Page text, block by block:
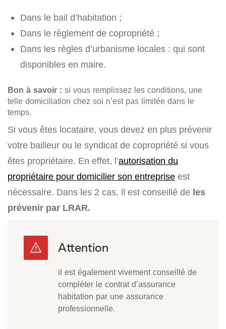
Dans le bail d’habitation ;
Dans le règlement de copropriété ;
Dans les règles d’urbanisme locales : qui sont
disponibles en maire.
Bon à savoir : si vous remplissez les conditions, une
telle domiciliation chez soi n’est pas limitée dans le
temps.
Si vous êtes locataire, vous devez en plus prévenir
votre bailleur ou le syndicat de copropriété si vous
êtes propriétaire. En effet, l’autorisation du
propriétaire pour domicilier son entreprise est
nécessaire. Dans les 2 cas, il est conseillé de les
prévenir par LRAR.
il est également vivement conseillé de
compléter le contrat d’assurance
habitation par une assurance
professionnelle.